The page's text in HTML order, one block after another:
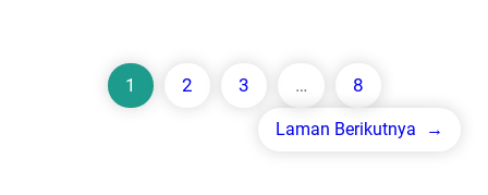
1 2 3 … 8
Laman Berikutnya →